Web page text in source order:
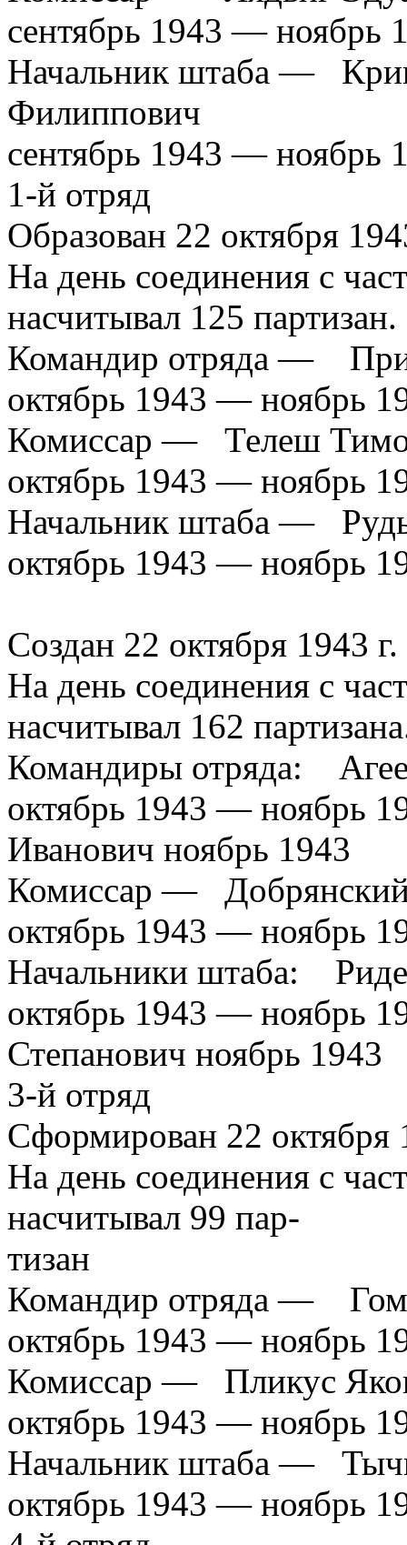
сентябрь 1943 — ноябрь
Начальник штаба —
Филиппович
сентябрь 1943 — ноябрь
1-й отряд
Образован 22 октября
На день соединения с
насчитывал 125 партизан.
Командир отряда —
октябрь 1943 — ноябрь
Комиссар — Телеш
октябрь 1943 — ноябрь
Начальник штаба —
октябрь 1943 — ноябрь
Создан 22 октября 1943 г.
На день соединения с
насчитывал 162
Командиры отряда:
октябрь 1943 — ноябрь
Иванович ноябрь 1943
Комиссар —
октябрь 1943 — ноябрь
Начальники штаба:
октябрь 1943 — ноябрь
Степанович ноябрь 1943
3-й отряд
Сформирован 22 октября
На день соединения с
насчитывал 99 пар-
тизан
Командир отряда —
октябрь 1943 — ноябрь
Комиссар — Пликус
октябрь 1943 — ноябрь
Начальник штаба —
октябрь 1943 — ноябрь